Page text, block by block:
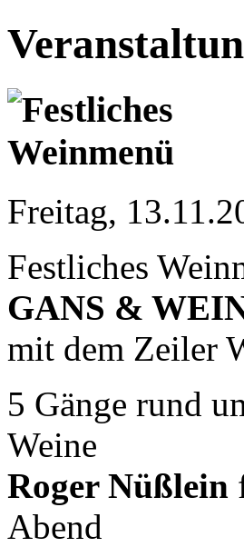
Freitag,
Festliches
GANS &
mit dem Zeiler
5 Gänge rund
Weine
Roger Nüßlein
Abend